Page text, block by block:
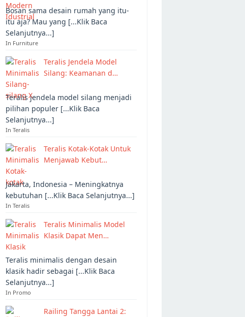
Bosan sama desain rumah yang itu-
itu aja? Mau yang [...Klik Baca
Selanjutnya...]
In Furniture
Teralis Jendela Model
Silang: Keamanan d…
Teralis jendela model silang menjadi
pilihan populer [...Klik Baca
Selanjutnya...]
In Teralis
Teralis Kotak-Kotak Untuk
Menjawab Kebut…
Jakarta, Indonesia – Meningkatnya
kebutuhan [...Klik Baca Selanjutnya...]
In Teralis
Teralis Minimalis Model
Klasik Dapat Men…
Teralis minimalis dengan desain
klasik hadir sebagai [...Klik Baca
Selanjutnya...]
In Promo
Railing Tangga Lantai 2: